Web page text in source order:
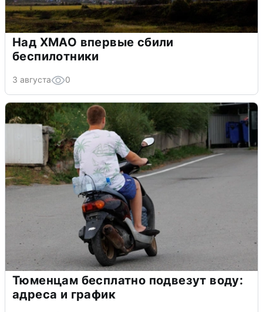
Над ХМАО впервые сбили
беспилотники
3 августа 0
Тюменцам бесплатно подвезут воду:
адреса и график